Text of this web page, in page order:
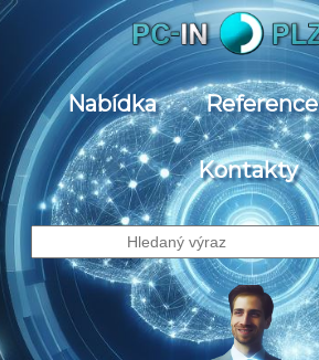
Nabídka Reference
Kontakty